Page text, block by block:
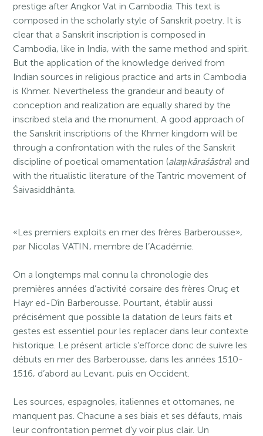
prestige after Angkor Vat in Cambodia. This text is
composed in the scholarly style of Sanskrit poetry. It is
clear that a Sanskrit inscription is composed in
Cambodia, like in India, with the same method and spirit.
But the application of the knowledge derived from
Indian sources in religious practice and arts in Cambodia
is Khmer. Nevertheless the grandeur and beauty of
conception and realization are equally shared by the
inscribed stela and the monument. A good approach of
the Sanskrit inscriptions of the Khmer kingdom will be
through a confrontation with the rules of the Sanskrit
discipline of poetical ornamentation (alaṃkāraśāstra) and
with the ritualistic literature of the Tantric movement of
Śaivasiddhānta.
«Les premiers exploits en mer des frères Barberousse»,
par Nicolas VATIN, membre de l’Académie.
On a longtemps mal connu la chronologie des
premières années d’activité corsaire des frères Oruç et
Hayr ed-Dîn Barberousse. Pourtant, établir aussi
précisément que possible la datation de leurs faits et
gestes est essentiel pour les replacer dans leur contexte
historique. Le présent article s’efforce donc de suivre les
débuts en mer des Barberousse, dans les années 1510-
1516, d’abord au Levant, puis en Occident.
Les sources, espagnoles, italiennes et ottomanes, ne
manquent pas. Chacune a ses biais et ses défauts, mais
leur confrontation permet d’y voir plus clair. Un